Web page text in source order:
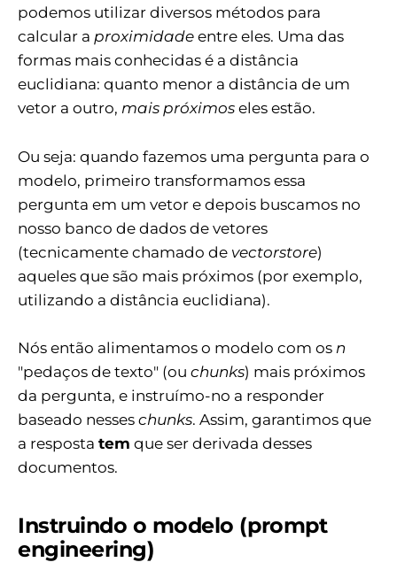
podemos utilizar diversos métodos para
calcular a proximidade entre eles. Uma das
formas mais conhecidas é a distância
euclidiana: quanto menor a distância de um
vetor a outro, mais próximos eles estão.
Ou seja: quando fazemos uma pergunta para o
modelo, primeiro transformamos essa
pergunta em um vetor e depois buscamos no
nosso banco de dados de vetores
(tecnicamente chamado de vectorstore)
aqueles que são mais próximos (por exemplo,
utilizando a distância euclidiana).
Nós então alimentamos o modelo com os n
"pedaços de texto" (ou chunks) mais próximos
da pergunta, e instruímo-no a responder
baseado nesses chunks. Assim, garantimos que
a resposta tem que ser derivada desses
documentos.
Instruindo o modelo (prompt
engineering)